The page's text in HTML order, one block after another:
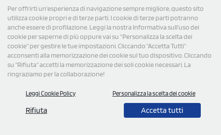
Per offrirti un'esperienza di navigazione sempre migliore, questo sito
utilizza cookie propri e di terze parti. I cookie di terze parti potranno
anche essere di profilazione. Leggi la nostra Informativa sull’uso dei
cookie per saperne di più oppure vai su “Personalizza la scelta dei
cookie” per gestire le tue impostazioni. Cliccando "Accetta Tutti"
acconsenti alla memorizzazione dei cookie sul tuo dispositivo. Cliccando
su "Rifiuta" accetti la memorizzazione dei soli cookie necessari. La
ringraziamo per la collaborazione!
Leggi Cookie Policy Personalizza la scelta dei cookie
Rifiuta Accetta tutti
Cod: POR234